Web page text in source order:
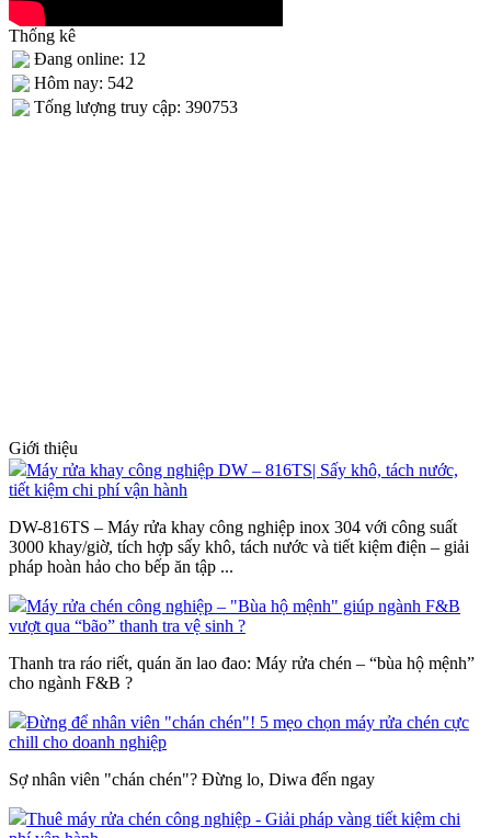
Thống kê
Đang online: 12
Hôm nay: 542
Tống lượng truy cập: 390753
Giới thiệu
Máy rửa khay công nghiệp DW – 816TS| Sấy khô, tách nước,
tiết kiệm chi phí vận hành
DW-816TS – Máy rửa khay công nghiệp inox 304 với công suất
3000 khay/giờ, tích hợp sấy khô, tách nước và tiết kiệm điện – giải
pháp hoàn hảo cho bếp ăn tập ...
Máy rửa chén công nghiệp – "Bùa hộ mệnh" giúp ngành F&B
vượt qua “bão” thanh tra vệ sinh ?
Thanh tra ráo riết, quán ăn lao đao: Máy rửa chén – “bùa hộ mệnh”
cho ngành F&B ?
Đừng để nhân viên "chán chén"! 5 mẹo chọn máy rửa chén cực
chill cho doanh nghiệp
Sợ nhân viên "chán chén"? Đừng lo, Diwa đến ngay
Thuê máy rửa chén công nghiệp - Giải pháp vàng tiết kiệm chi